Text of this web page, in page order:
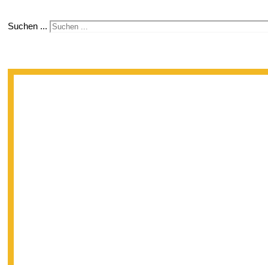
Suchen ...